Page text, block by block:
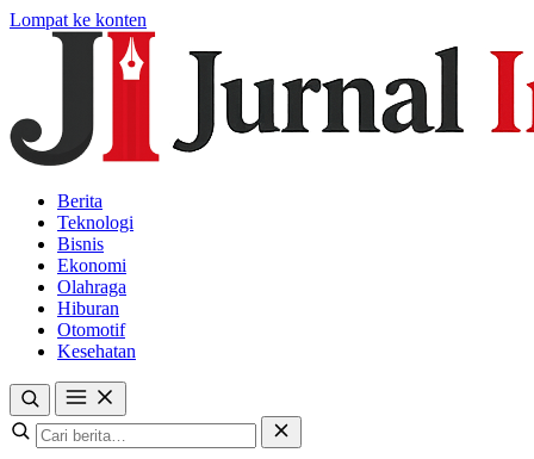
Lompat ke konten
Berita
Teknologi
Bisnis
Ekonomi
Olahraga
Hiburan
Otomotif
Kesehatan